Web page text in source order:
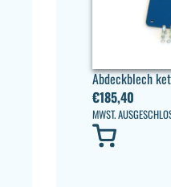
Abdeckblech
€185,40
MWST.